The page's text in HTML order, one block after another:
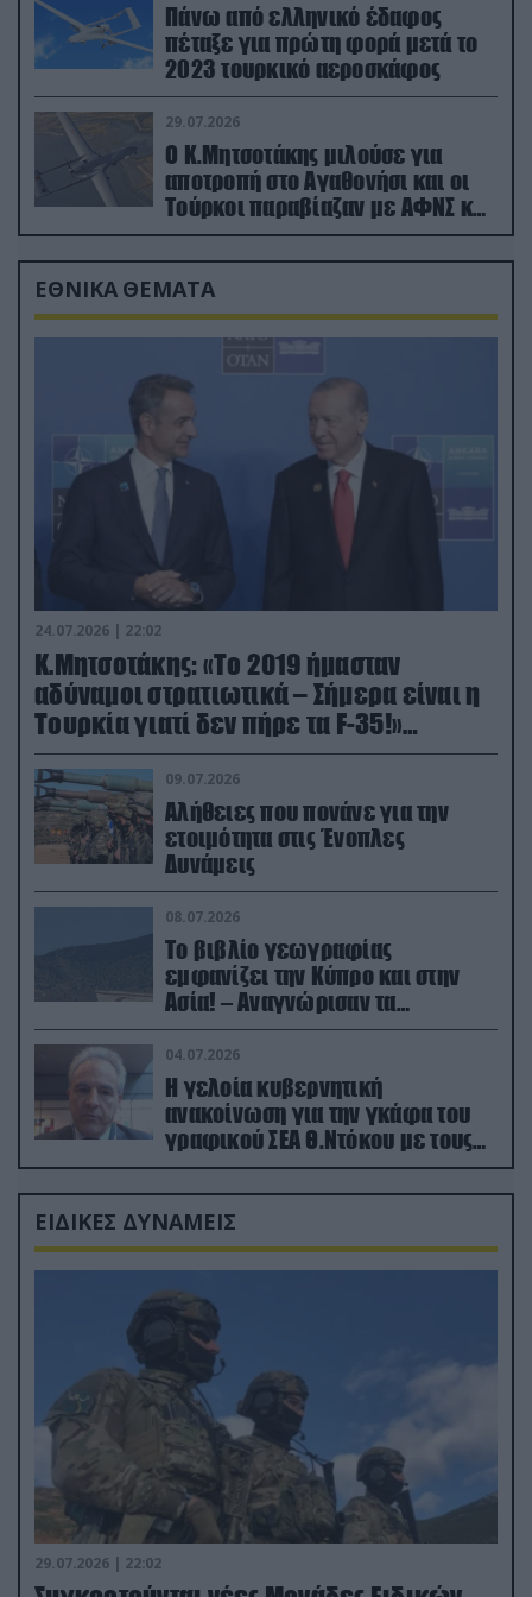
Πάνω από ελληνικό έδαφος
πέταξε για πρώτη φορά μετά το
2023 τουρκικό αεροσκάφος
29.07.2026
Ο Κ.Μητσοτάκης μιλούσε για
αποτροπή στο Αγαθονήσι και οι
Τούρκοι παραβίαζαν με ΑΦΝΣ και
drone
ΕΘΝΙΚΑ ΘΕΜΑΤΑ
24.07.2026 | 22:02
Κ.Μητσοτάκης: «Το 2019 ήμασταν
αδύναμοι στρατιωτικά – Σήμερα είναι η
Τουρκία γιατί δεν πήρε τα F-35!»
(βίντεο)
09.07.2026
Αλήθειες που πονάνε για την
ετοιμότητα στις Ένοπλες
Δυνάμεις
08.07.2026
Το βιβλίο γεωγραφίας
εμφανίζει την Κύπρο και στην
Ασία! – Αναγνώρισαν τα
κατεχόμενα; (φωτο)
04.07.2026
Η γελοία κυβερνητική
ανακοίνωση για την γκάφα του
γραφικού ΣΕΑ Θ.Ντόκου με τους
Ρώσους φαρσέρ
ΕΙΔΙΚΕΣ ΔΥΝΑΜΕΙΣ
29.07.2026 | 22:02